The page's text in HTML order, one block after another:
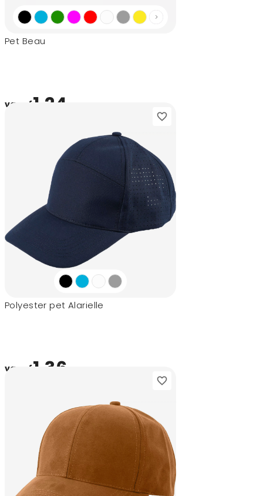
Pet Beau
vanaf1,24
Polyester pet Alarielle
vanaf1,36